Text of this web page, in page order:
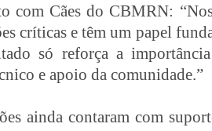
com Cães do CBMRN:
críticas e têm um papel
só reforça a
e apoio da comunidade.”
ainda contaram com